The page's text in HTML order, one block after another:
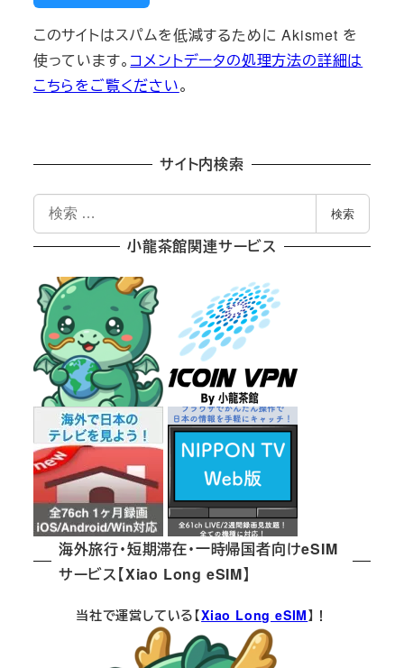
このサイトはスパムを低減するために Akismet を
使っています。 コメントデータの処理方法の詳細は
こちらをご覧ください。
サイト内検索
索
検索
小龍茶館関連サービス
海外旅行・短期滞在・一時帰国者向けeSIM
サービス【Xiao Long eSIM】
当社で運営している【Xiao Long eSIM】！